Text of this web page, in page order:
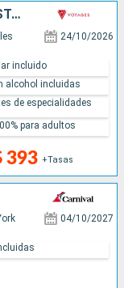
REPÚBLICA DOMINICANA, MÉXICO, ESTADOS UNIDOS
24/10/2026
393 +Tasas
incluido
alcohol incluidas
de especialidades
para adultos
04/10/2027